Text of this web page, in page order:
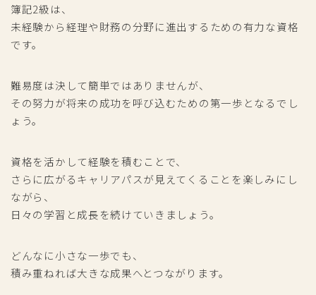
簿記2級は、
未経験から経理や財務の分野に進出するための有力な資格
です。
難易度は決して簡単ではありませんが、
その努力が将来の成功を呼び込むための第一歩となるでし
ょう。
資格を活かして経験を積むことで、
さらに広がるキャリアパスが見えてくることを楽しみにし
ながら、
日々の学習と成長を続けていきましょう。
どんなに小さな一歩でも、
積み重ねれば大きな成果へとつながります。